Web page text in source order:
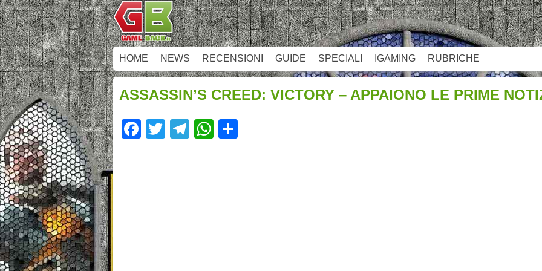
HOME NEWS RECENSIONI GUIDE SPECIALI IGAMING RUBRICHE
ASSASSIN’S CREED: VICTORY – APPAIONO LE PRIME
Facebook
TwitterTelegram
WhatsApp